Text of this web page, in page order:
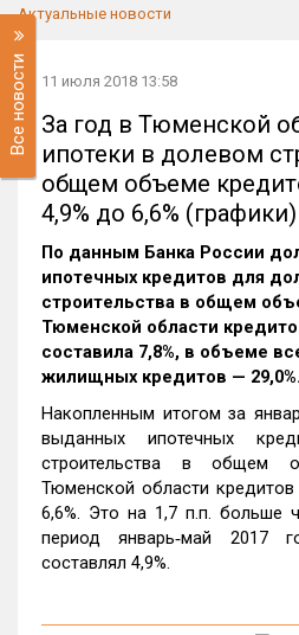
Актуальные новости
Все новости 11 июля 2018 13:58
За год в Тюменской
ипотеки в долевом
общем объеме
4,9% до 6,6% (графики)
По данным Банка России
ипотечных кредитов для
строительства в общем
Тюменской области
составила 7,8%, в объеме
жилищных кредитов — 29,0%.
Накопленным итогом за
выданных ипотечных
строительства в общем
Тюменской области
6,6%. Это на 1,7 п.п. больше
период январь‑май 2017
составлял 4,9%.